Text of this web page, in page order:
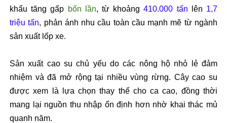
khẩu tăng gấp bốn lần, từ khoảng410.000 tấn lên 1,7
triệu tấn, phản ánh nhu cầu toàn cầu mạnh mẽ từ ngành
sản xuất lốp xe.
Sản xuất cao su chủ yếu do các nông hộ nhỏ lẻ đảm
nhiệm và đã mở rộng tại nhiều vùng rừng. Cây cao su
được xem là lựa chọn thay thế cho ca cao, đồng thời
mang lại nguồn thu nhập ổn định hơn nhờ khai thác mủ
quanh năm.